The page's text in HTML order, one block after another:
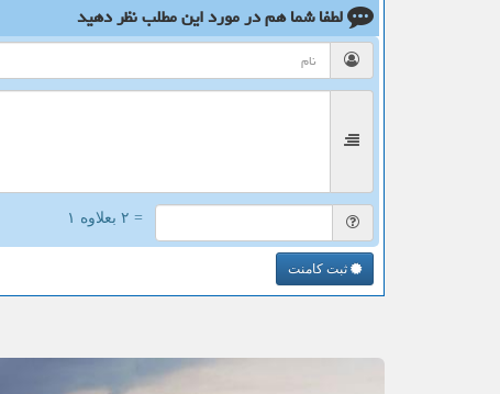
لطفا شما همدر مورد این مطلبنظر دهید
= ۲ بعلاوه ۱
ثبت کامنت